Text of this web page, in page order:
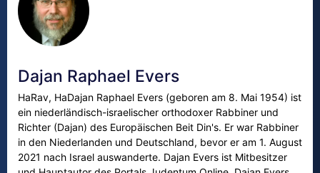
Dajan Raphael Evers
HaRav, HaDajan Raphael Evers (geboren am 8. Mai 1954) ist
ein niederländisch-israelischer orthodoxer Rabbiner und
Richter (Dajan) des Europäischen Beit Din's. Er war Rabbiner
in den Niederlanden und Deutschland, bevor er am 1. August
2021 nach Israel auswanderte. Dajan Evers ist Mitbesitzer